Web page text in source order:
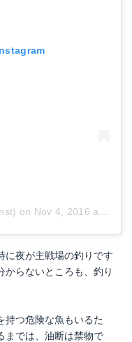
on Nov 4, 2016 at 10:58am PDT
に夜が主戦場の釣りです
からないところも、釣り
持つ危険な魚もいるた
までは、油断は禁物で